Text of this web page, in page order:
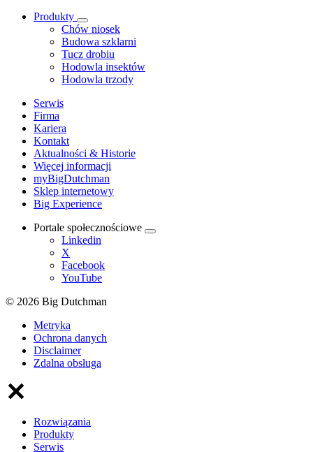
Produkty
Chów niosek
Budowa szklarni
Tucz drobiu
Hodowla insektów
Hodowla trzody
Serwis
Firma
Kariera
Kontakt
Aktualności & Historie
Więcej informacji
myBigDutchman
Sklep internetowy
Big Experience
Portale społecznościowe
Linkedin
X
Facebook
YouTube
© 2026 Big Dutchman
Metryka
Ochrona danych
Disclaimer
Zdalna obsługa
Rozwiązania
Produkty
Serwis